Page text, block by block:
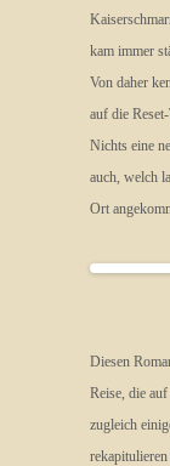
kam immer
Von daher
auf die
Nichts eine
auch, welch
Ort
Diesen
Reise, die
zugleich